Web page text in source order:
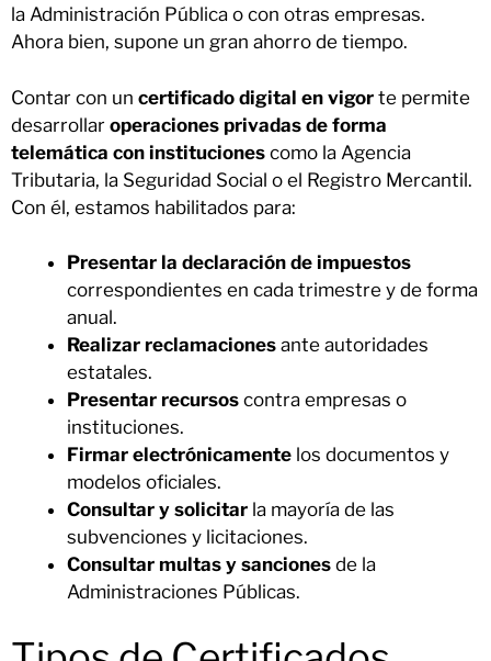
la Administración Pública o con otras empresas.
Ahora bien, supone un gran ahorro de tiempo.
Contar con un certificado digital en vigor te permite
desarrollar operaciones privadas de forma
telemática con instituciones como la Agencia
Tributaria, la Seguridad Social o el Registro Mercantil.
Con él, estamos habilitados para:
Presentar la declaración de impuestos
correspondientes en cada trimestre y de forma
anual.
Realizar reclamaciones ante autoridades
estatales.
Presentar recursos contra empresas o
instituciones.
Firmar electrónicamente los documentos y
modelos oficiales.
Consultar y solicitar la mayoría de las
subvenciones y licitaciones.
Consultar multas y sanciones de la
Administraciones Públicas.